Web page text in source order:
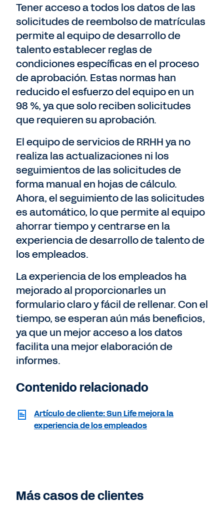
Tener acceso a todos los datos de las
solicitudes de reembolso de matrículas
permite al equipo de desarrollo de
talento establecer reglas de
condiciones específicas en el proceso
de aprobación. Estas normas han
reducido el esfuerzo del equipo en un
98 %, ya que solo reciben solicitudes
que requieren su aprobación.
El equipo de servicios de RRHH ya no
realiza las actualizaciones ni los
seguimientos de las solicitudes de
forma manual en hojas de cálculo.
Ahora, el seguimiento de las solicitudes
es automático, lo que permite al equipo
ahorrar tiempo y centrarse en la
experiencia de desarrollo de talento de
los empleados.
La experiencia de los empleados ha
mejorado al proporcionarles un
formulario claro y fácil de rellenar. Con el
tiempo, se esperan aún más beneficios,
ya que un mejor acceso a los datos
facilita una mejor elaboración de
informes.
Contenido relacionado
Artículo de cliente: Sun Life mejora la
experiencia de los empleados
Más casos de clientes